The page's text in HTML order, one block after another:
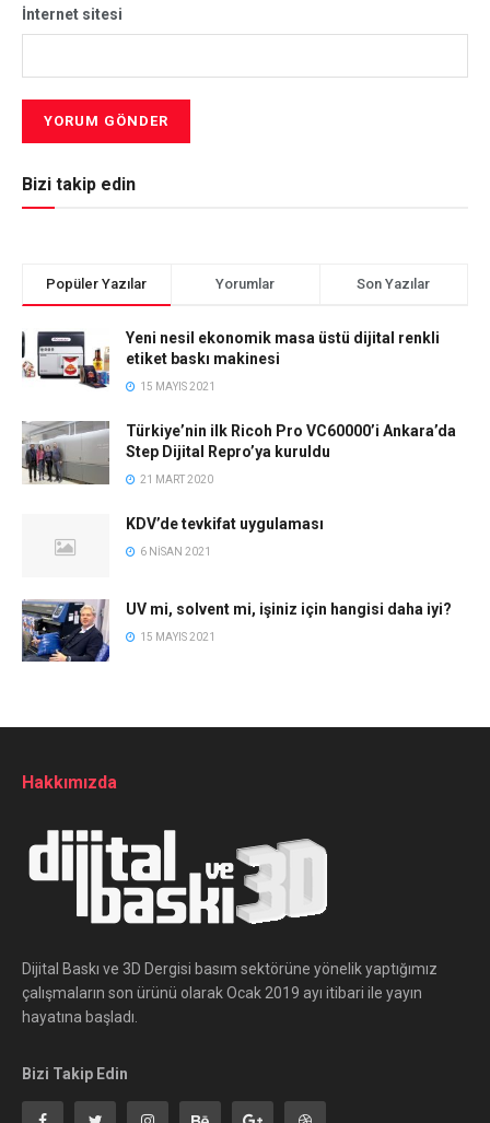
İnternet sitesi
Bizi takip edin
Popüler Yazılar Yorumlar Son Yazılar
Yeni nesil ekonomik masa üstü dijital renkli
etiket baskı makinesi
15 MAYIS 2021
Türkiye’nin ilk Ricoh Pro VC60000’i Ankara’da
Step Dijital Repro’ya kuruldu
21 MART 2020
KDV’de tevkifat uygulaması
6 NISAN 2021
UV mi, solvent mi, işiniz için hangisi daha iyi?
15 MAYIS 2021
Hakkımızda
Dijital Baskı ve 3D Dergisi basım sektörüne yönelik yaptığımız
çalışmaların son ürünü olarak Ocak 2019 ayı itibari ile yayın
hayatına başladı.
Bizi Takip Edin